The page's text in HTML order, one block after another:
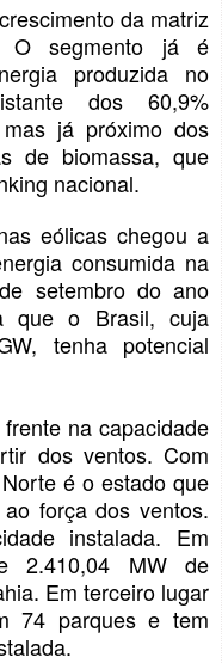
da matriz
O segmento já é
produzida no
dos 60,9%
já próximo dos
de biomassa, que
nacional.
eólicas chegou a
consumida na
setembro do ano
que o Brasil, cuja
tenha potencial
na capacidade
dos ventos. Com
é o estado que
força dos ventos.
instalada. Em
2.410,04 MW de
Em terceiro lugar
74 parques e tem